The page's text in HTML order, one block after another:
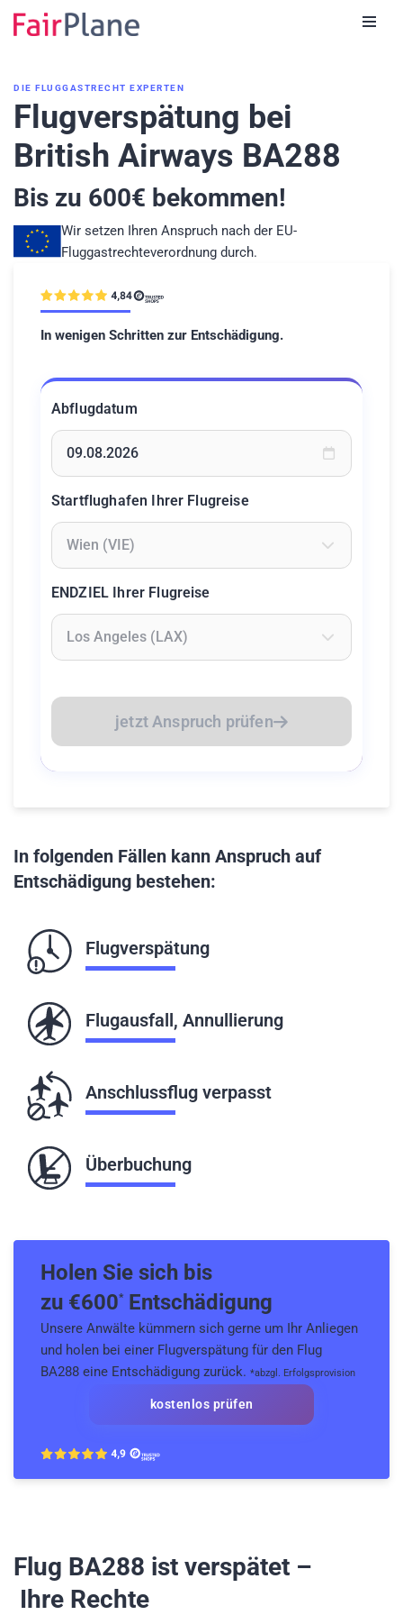
DIE FLUGGASTRECHT EXPERTEN
Flugverspätung bei
British Airways BA288
Bis zu 600€ bekommen!
Wir setzen Ihren Anspruch nach der EU-
Fluggastrechteverordnung durch.
In wenigen Schritten zur Entschädigung.
Abflugdatum
Startflughafen Ihrer Flugreise
ENDZIEL Ihrer Flugreise
jetzt Anspruch prüfen
In folgenden Fällen kann Anspruch auf
Entschädigung bestehen:
Flugverspätung
Flugausfall, Annullierung
Anschlussflug verpasst
Überbuchung
Holen Sie sich bis
zu €600*Entschädigung
Unsere Anwälte kümmern sich gerne um Ihr Anliegen
und holen bei einer Flugverspätung für den Flug
BA288 eine Entschädigung zurück. *abzgl. Erfolgsprovision
kostenlos prüfen
Flug BA288 ist verspätet –
Ihre Rechte